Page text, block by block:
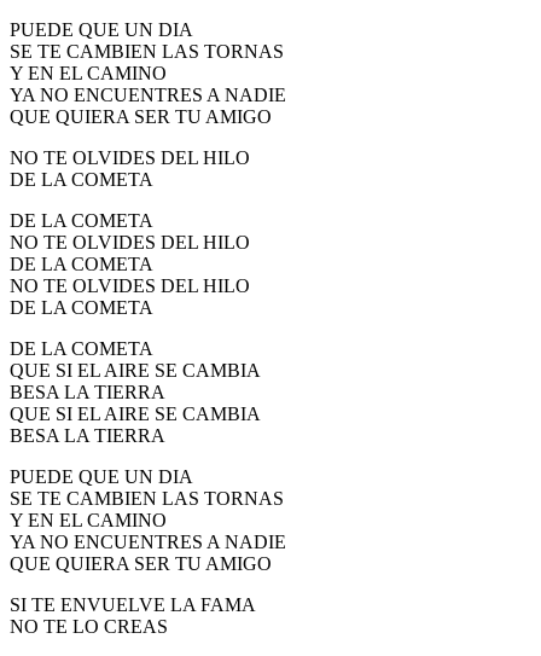
PUEDE QUE UN DIA
SE TE CAMBIEN LAS TORNAS
Y EN EL CAMINO
YA NO ENCUENTRES A NADIE
QUE QUIERA SER TU AMIGO
NO TE OLVIDES DEL HILO
DE LA COMETA
DE LA COMETA
NO TE OLVIDES DEL HILO
DE LA COMETA
NO TE OLVIDES DEL HILO
DE LA COMETA
DE LA COMETA
QUE SI EL AIRE SE CAMBIA
BESA LA TIERRA
QUE SI EL AIRE SE CAMBIA
BESA LA TIERRA
PUEDE QUE UN DIA
SE TE CAMBIEN LAS TORNAS
Y EN EL CAMINO
YA NO ENCUENTRES A NADIE
QUE QUIERA SER TU AMIGO
SI TE ENVUELVE LA FAMA
NO TE LO CREAS